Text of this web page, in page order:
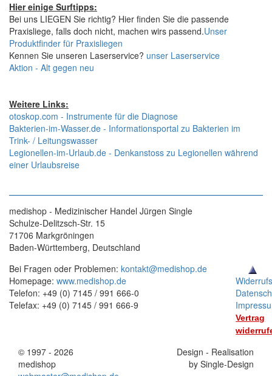
Hier einige Surftipps:
Bei uns LIEGEN Sie richtig? Hier finden Sie die passende
Praxisliege, falls doch nicht, machen wirs passend.Unser
Produktfinder für Praxisliegen
Kennen Sie unseren Laserservice? unser Laserservice
Aktion - Alt gegen neu
Weitere Links:
otoskop.com - Instrumente für die Diagnose
Bakterien-im-Wasser.de - Informationsportal zu Bakterien im
Trink- / Leitungswasser
Legionellen-im-Urlaub.de - Denkanstoss zu Legionellen während
einer Urlaubsreise
medishop - Medizinischer Handel Jürgen Single
Schulze-Delitzsch-Str. 15
71706 Markgröningen
Baden-Württemberg, Deutschland
Bei Fragen oder Problemen: kontakt@medishop.de
Homepage: www.medishop.de
Telefon: +49 (0) 7145 / 991 666-0
Telefax: +49 (0) 7145 / 991 666-9
Vertrag
© 1997 - 2026
medishop
Design - Realisation
by Single-Design